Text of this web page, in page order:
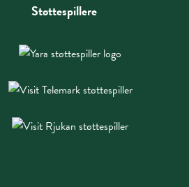
Støttespillere